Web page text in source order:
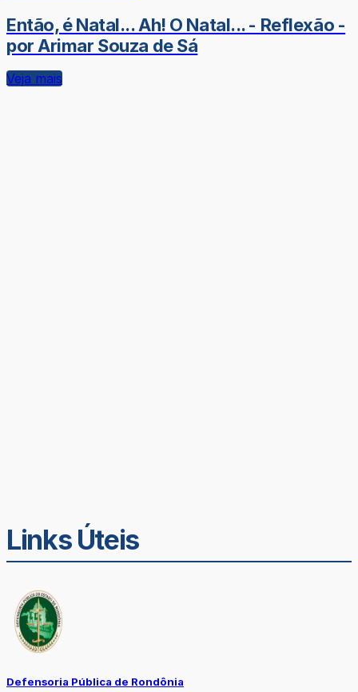
Então, é Natal... Ah! O Natal... - Reflexão -
por Arimar Souza de Sá
Veja mais
Links Úteis
Defensoria Pública de Rondônia